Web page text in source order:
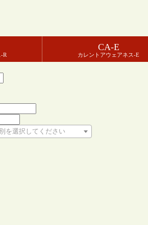
R
CA-E
カレントアウェアネス-E
を選択してください
ください